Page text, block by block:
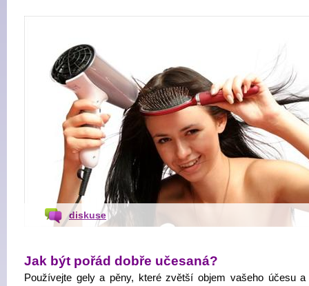
diskuse
Jak být pořád dobře učesaná?
Používejte gely a pěny, které zvětší objem vašeho účesu